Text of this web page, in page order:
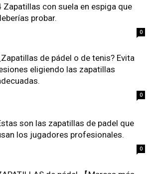
Zapatillas con suela en espiga que
probar.
0
de pádel o de tenis? Evita
eligiendo las zapatillas
0
son las zapatillas de padel que
los jugadores profesionales.
0